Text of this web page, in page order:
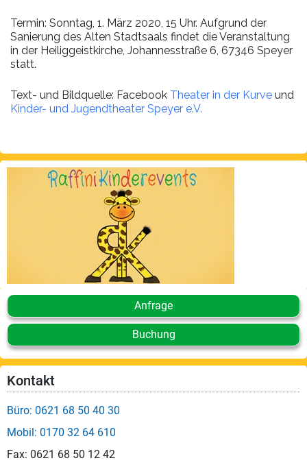
Termin: Sonntag, 1. März 2020, 15 Uhr. Aufgrund der
Sanierung des Alten Stadtsaals findet die Veranstaltung
in der Heiliggeistkirche, Johannesstraße 6, 67346 Speyer
statt.
Text- und Bildquelle: Facebook Theater in der Kurve und
Kinder- und Jugendtheater Speyer e.V.
Anfrage
Buchung
Kontakt
Büro: 0621 68 50 40 30
Mobil: 0170 32 64 610
Fax: 0621 68 50 12 42